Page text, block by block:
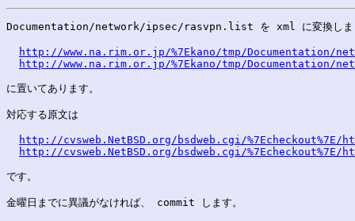
Documentation/network/ipsec/rasvpn.list を xml に変換しま
http://www.na.rim.or.jp/%7Ekano/tmp/Documentation/
http://www.na.rim.or.jp/%7Ekano/tmp/Documentation/
に置いてあります。
対応する原文は
http://cvsweb.NetBSD.org/bsdweb.cgi/
http://cvsweb.NetBSD.org/bsdweb.cgi/
です。
金曜日までに異議がなければ、 commit します。